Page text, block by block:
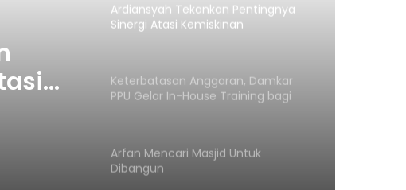
Ardiansyah Tekankan Pentingnya
Sinergi Atasi Kemiskinan
Keterbatasan Anggaran, Damkar
PPU Gelar In-House Training bagi
Arfan Mencari Masjid Untuk
Dibangun